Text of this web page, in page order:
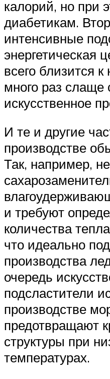
калорий, но при
диабетикам.
интенсивные
энергетическая
всего близится
много раз
искусственное
И те и другие
производстве
Так, например,
и требуют
количества
что идеально
производства
очередь
подсластители
производстве
предотвращают
структуры при
температурах.